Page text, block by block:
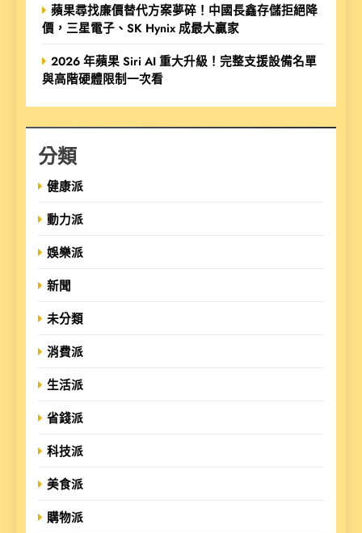
蘋果尋找廉價替代方案夢碎！中國長鑫存儲拒絕降
價，三星電子、SK Hynix 成最大贏家
2026 年蘋果 Siri AI 重大升級！完整支援設備名單
與高階硬體限制一次看
分類
健康派
動力派
娛樂派
新聞
未分類
消費派
生活派
省錢派
科技派
美食派
購物派